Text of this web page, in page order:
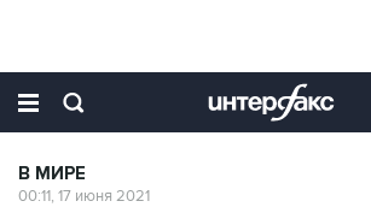
В МИРЕ
00:11, 17 июня 2021